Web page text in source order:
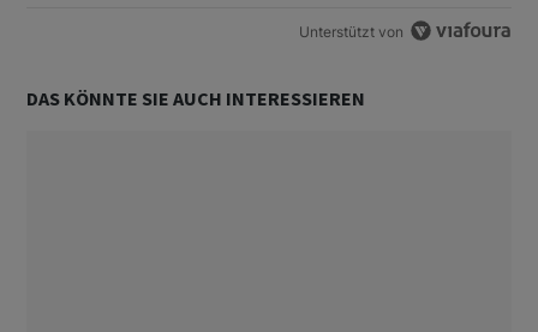
Unterstützt von
DAS KÖNNTE SIE AUCH INTERESSIEREN